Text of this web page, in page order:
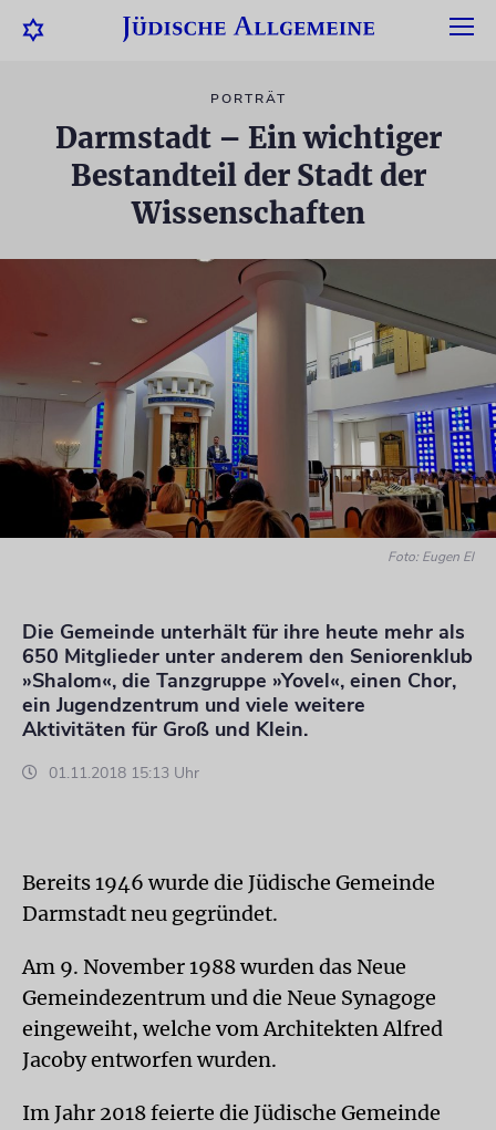
PORTRÄT
Darmstadt – Ein wichtiger
Bestandteil der Stadt der
Wissenschaften
Foto: Eugen El
Die Gemeinde unterhält für ihre heute mehr als
650 Mitglieder unter anderem den Seniorenklub
»Shalom«, die Tanzgruppe »Yovel«, einen Chor,
ein Jugendzentrum und viele weitere
Aktivitäten für Groß und Klein.
01.11.2018 15:13 Uhr
Bereits 1946 wurde die Jüdische Gemeinde
Darmstadt neu gegründet.
Am 9. November 1988 wurden das Neue
Gemeindezentrum und die Neue Synagoge
eingeweiht, welche vom Architekten Alfred
Jacoby entworfen wurden.
Im Jahr 2018 feierte die Jüdische Gemeinde